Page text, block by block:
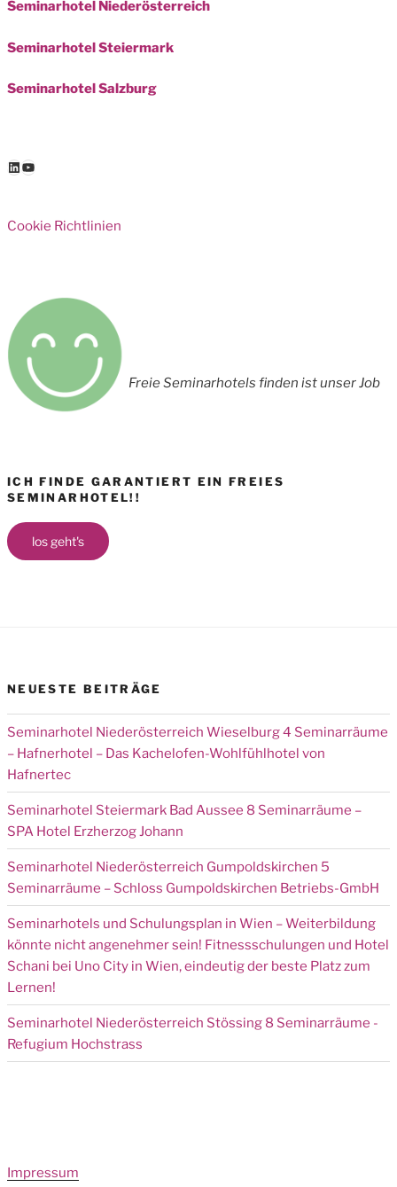
Seminarhotel Niederösterreich
Seminarhotel Steiermark
Seminarhotel Salzburg
LinkedIn
YouTube
Cookie Richtlinien
Freie Seminarhotels finden ist unser Job
ICH FINDE GARANTIERT EIN FREIES
SEMINARHOTEL!!
los geht's
NEUESTE BEITRÄGE
Seminarhotel Niederösterreich Wieselburg 4 Seminarräume
– Hafnerhotel – Das Kachelofen-Wohlfühlhotel von
Hafnertec
Seminarhotel Steiermark Bad Aussee 8 Seminarräume –
SPA Hotel Erzherzog Johann
Seminarhotel Niederösterreich Gumpoldskirchen 5
Seminarräume – Schloss Gumpoldskirchen Betriebs-GmbH
Seminarhotels und Schulungsplan in Wien – Weiterbildung
könnte nicht angenehmer sein! Fitnessschulungen und Hotel
Schani bei Uno City in Wien, eindeutig der beste Platz zum
Lernen!
Seminarhotel Niederösterreich Stössing 8 Seminarräume -
Refugium Hochstrass
Impressum